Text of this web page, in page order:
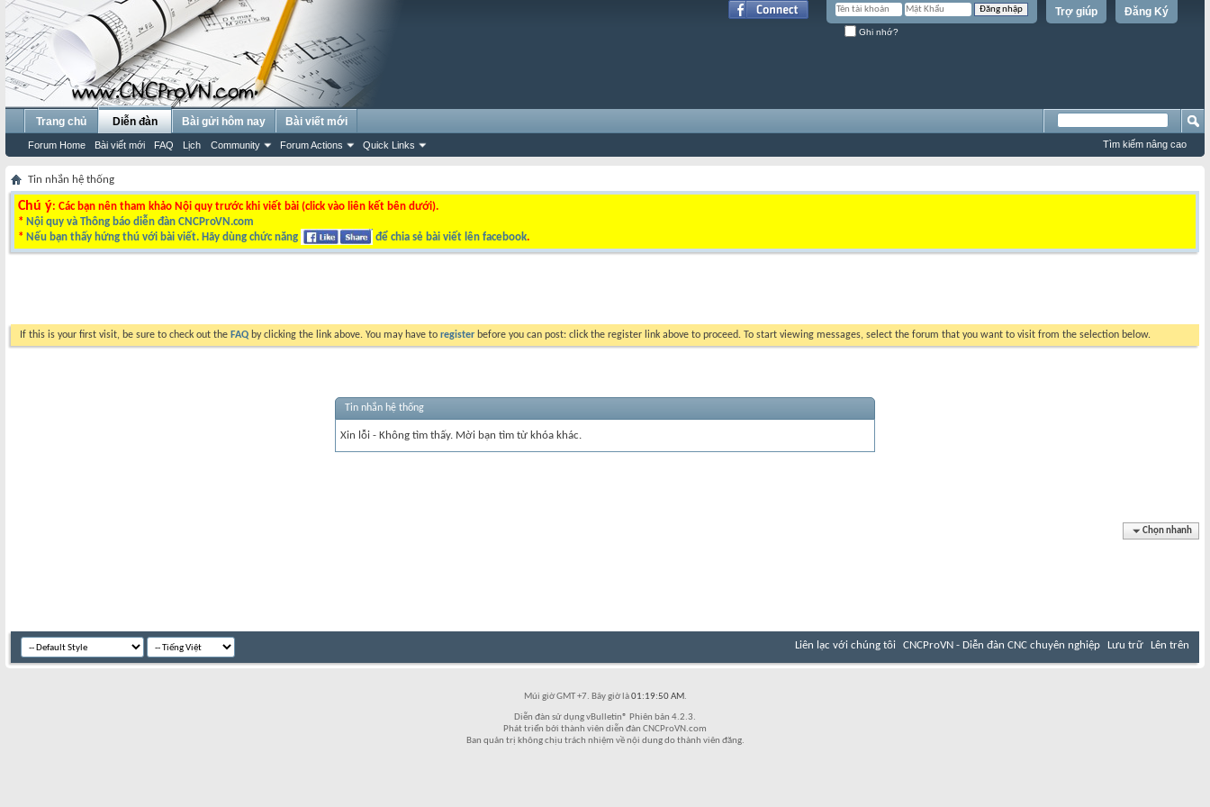
Đăng Ký
Trợ giúp
Ghi nhớ?
Trang chủ Diễn đàn
Forum Home Bài viết mới FAQ Lịch Community Forum Actions Quick Links
Bài gửi hôm nay Bài viết mới
Tìm kiếm nâng cao
Tin nhắn hệ thống
Chú ý: Các bạn nên tham khảo Nội quy trước khi viết bài (click vào liên kết bên dưới).
* Nội quy và Thông báo diễn đàn CNCProVN.com
* Nếu bạn thấy hứng thú với bài viết. Hãy dùng chức năng để chia sẻ bài viết lên facebook.
If this is your first visit, be sure to check out the FAQ by clicking the link above. You may have to register before you can post: click the register link above to proceed. To start viewing messages, select the forum that you want to visit from the selection below.
Tin nhắn hệ thống
Xin lỗi - Không tìm thấy. Mời bạn tìm từ khóa khác.
Chọn nhanh
Liên lạc với chúng tôi CNCProVN - Diễn đàn CNC chuyên nghiệp Lưu trữ Lên trên
Múi giờ GMT +7. Bây giờ là01:19:50 AM.
Diễn đàn sử dụng vBulletin® Phiên bản 4.2.3.
Phát triển bởi thành viên diễn đàn CNCProVN.com
Ban quản trị không chịu trách nhiệm về nội dung do thành viên đăng.